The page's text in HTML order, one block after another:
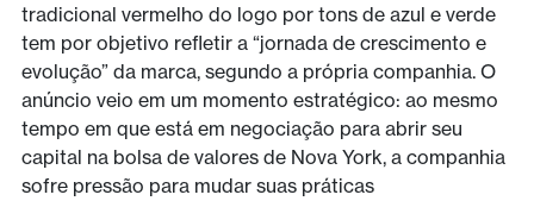
tradicional vermelho do logo por tons de azul e verde
tem por objetivo refletir a “jornada de crescimento e
evolução” da marca, segundo a própria companhia. O
anúncio veio em um momento estratégico: ao mesmo
tempo em que está em negociação para abrir seu
capital na bolsa de valores de Nova York, a companhia
sofre pressão para mudar suas práticas